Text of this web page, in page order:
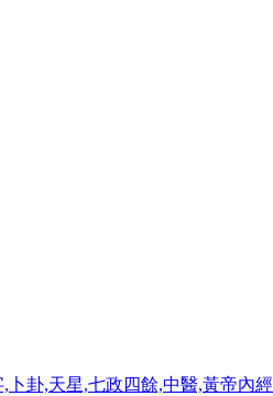
卦,天星,七政四餘,中醫,黃帝內經